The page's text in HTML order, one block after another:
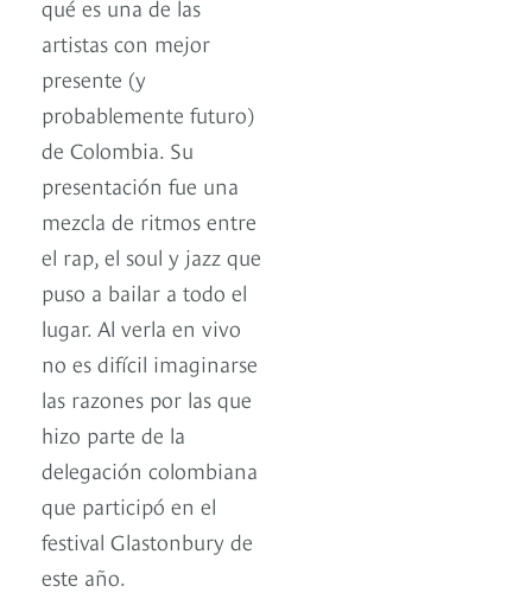
qué es una de las
artistas con mejor
presente (y
probablemente futuro)
de Colombia. Su
presentación fue una
mezcla de ritmos entre
el rap, el soul y jazz que
puso a bailar a todo el
lugar. Al verla en vivo
no es difícil imaginarse
las razones por las que
hizo parte de la
delegación colombiana
que participó en el
festival Glastonbury de
este año.